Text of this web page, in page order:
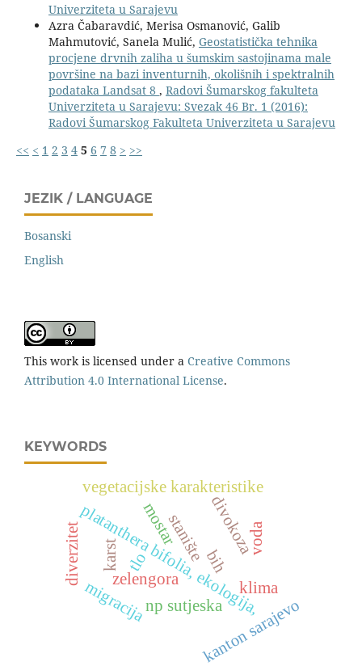
Univerziteta u Sarajevu
Azra Čabaravdić, Merisa Osmanović, Galib
Mahmutović, Sanela Mulić, Geostatistička tehnika
procjene drvnih zaliha u šumskim sastojinama male
površine na bazi inventurnih, okolišnih i spektralnih
podataka Landsat 8 , Radovi Šumarskog fakulteta
Univerziteta u Sarajevu: Svezak 46 Br. 1 (2016):
Radovi Šumarskog Fakulteta Univerziteta u Sarajevu
<< < 1 2 3 4 5 6 7 8 > >>
JEZIK / LANGUAGE
Bosanski
English
This work is licensed under a Creative Commons
Attribution 4.0 International License.
KEYWORDS
stanište divokoza
zelengora
np sutjeska
migracija
platanthera bifolia, ekologija,
karst tlo
voda
klima
mostar
vegetacijske karakteristike
diverzitet
kanton sarajevo
bih